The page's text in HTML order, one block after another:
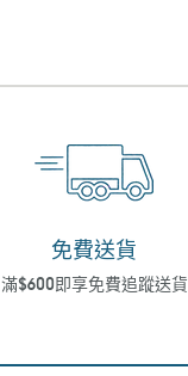
免費送貨
滿$600即享免費追蹤送貨